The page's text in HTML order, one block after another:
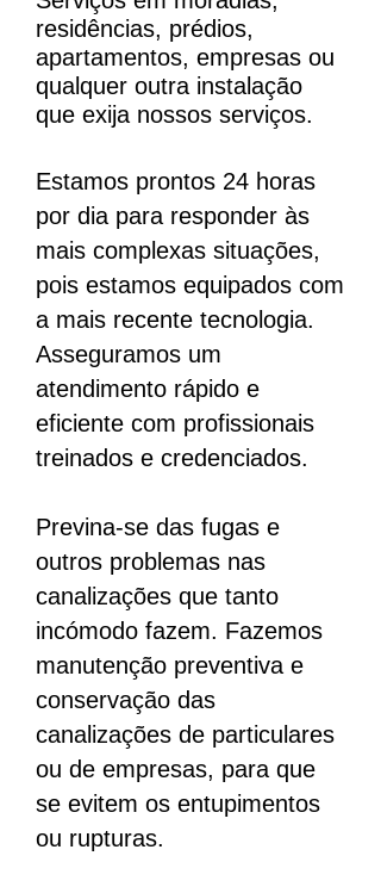
residências, prédios,
apartamentos, empresas ou
qualquer outra instalação
que exija nossos serviços.
Estamos prontos 24 horas
por dia para responder às
mais complexas situações,
pois estamos equipados com
a mais recente tecnologia.
Asseguramos um
atendimento rápido e
eficiente com profissionais
treinados e credenciados.
Previna-se das fugas e
outros problemas nas
canalizações que tanto
incómodo fazem. Fazemos
manutenção preventiva e
conservação das
canalizações de particulares
ou de empresas, para que
se evitem os entupimentos
ou rupturas.